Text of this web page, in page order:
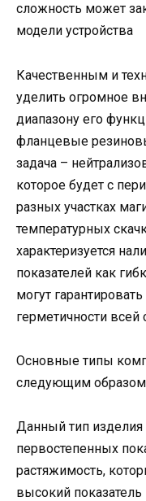
сложность может
модели устройства
Качественным и
уделить огромное
диапазону его
фланцевые
задача –
которое будет с
разных участках
температурных
характеризуется
показателей как
могут
герметичности всей
Основные типы
следующим
Данный тип изделия
первостепенных
растяжимость,
высокий